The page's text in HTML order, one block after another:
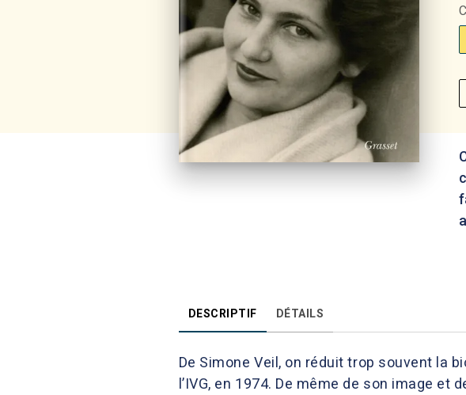
DESCRIPTIF DÉTAILS
De Simone Veil, on réduit trop souvent la
l’IVG, en 1974. De même de son image